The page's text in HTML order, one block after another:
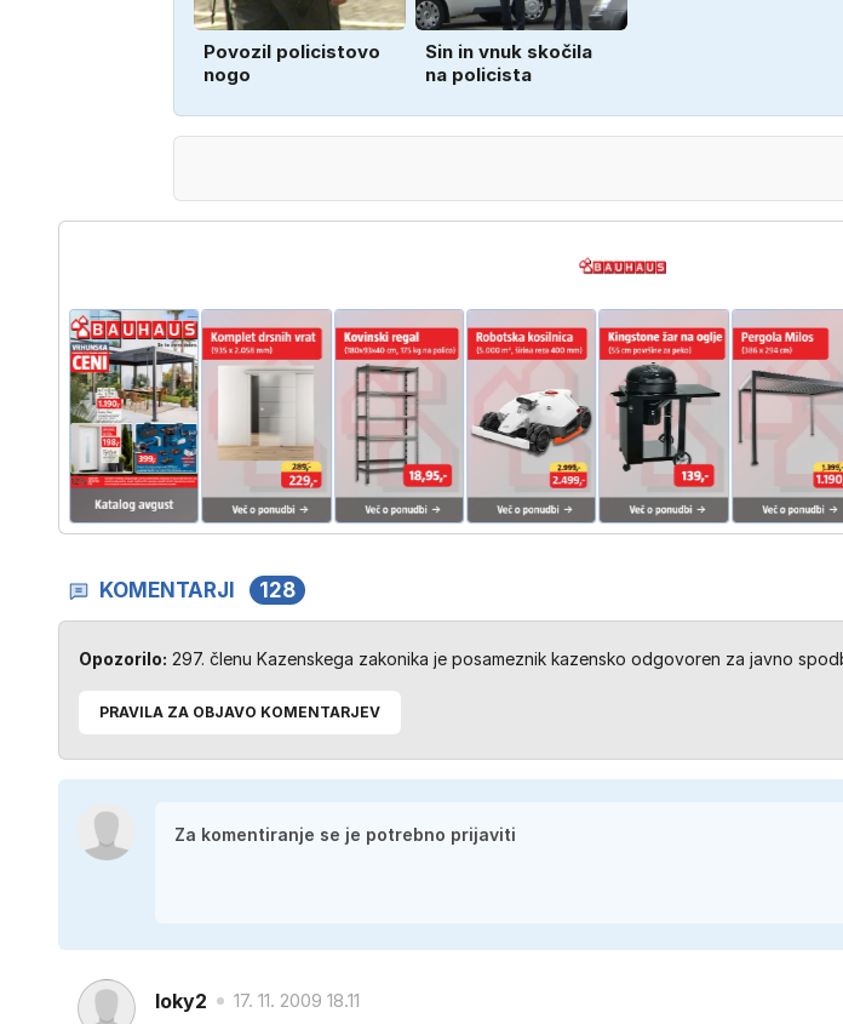
Povozil policistovo
nogo
Sin in vnuk skočila
na policista
KOMENTARJI 128
Opozorilo: 297. členu Kazenskega zakonika je posameznik kazensko odgovoren za javno
PRAVILA ZA OBJAVO KOMENTARJEV
loky2
17. 11. 2009 18.11